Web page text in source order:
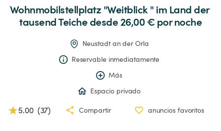
Wohnmobilstellplatz "Weitblick" im Landder
tausendTeiche desde 26,00 € por noche
Neustadt an der Orla
Reservable inmediatamente
Más
Espacio privado
5.00 (37) Compartir anuncios favoritos